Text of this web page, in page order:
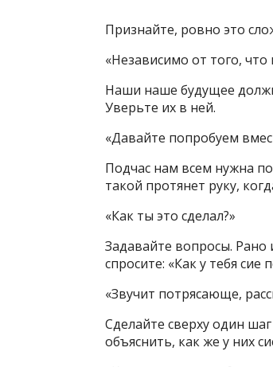
Признайте, ровно это
«Независимо от того,
Наши наше будущее
Уверьте их в ней.
«Давайте попробуем
Подчас нам всем нужна
такой протянет руку,
«Как ты это сделал?»
Задавайте вопросы.
спросите: «Как у тебя сие
«Звучит потрясающе,
Сделайте сверху один
объяснить, как же у них